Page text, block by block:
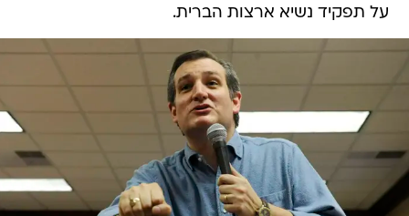
על תפקיד נשיא ארצות הברית.